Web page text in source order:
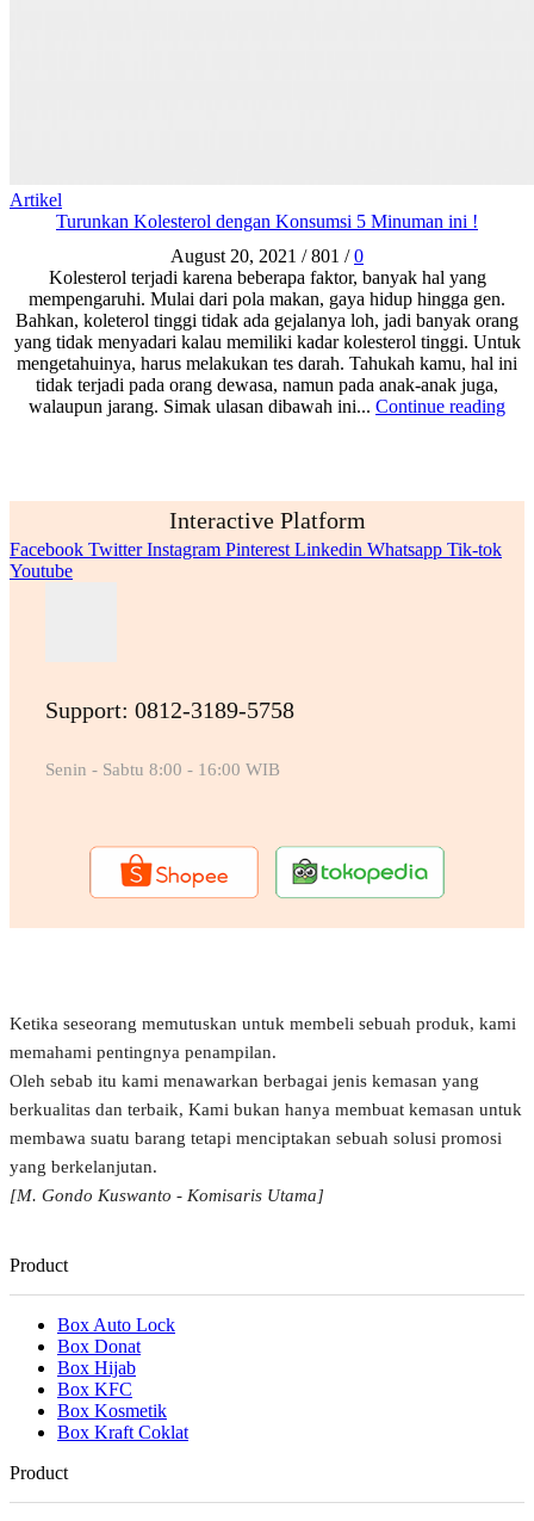
Artikel
Turunkan Kolesterol dengan Konsumsi 5 Minuman ini !
August 20, 2021 / 801 / 0
Kolesterol terjadi karena beberapa faktor, banyak hal yang
mempengaruhi. Mulai dari pola makan, gaya hidup hingga gen.
Bahkan, koleterol tinggi tidak ada gejalanya loh, jadi banyak orang
yang tidak menyadari kalau memiliki kadar kolesterol tinggi. Untuk
mengetahuinya, harus melakukan tes darah. Tahukah kamu, hal ini
tidak terjadi pada orang dewasa, namun pada anak-anak juga,
walaupun jarang. Simak ulasan dibawah ini... Continue reading
Interactive Platform
Facebook Twitter Instagram Pinterest Linkedin Whatsapp Tik-tok
Youtube
Support: 0812-3189-5758
Senin - Sabtu 8:00 - 16:00 WIB
Ketika seseorang memutuskan untuk membeli sebuah produk, kami
memahami pentingnya penampilan.
Oleh sebab itu kami menawarkan berbagai jenis kemasan yang
berkualitas dan terbaik, Kami bukan hanya membuat kemasan untuk
membawa suatu barang tetapi menciptakan sebuah solusi promosi
yang berkelanjutan.
[M. Gondo Kuswanto - Komisaris Utama]
Product
Box Auto Lock
Box Donat
Box Hijab
Box KFC
Box Kosmetik
Box Kraft Coklat
Product